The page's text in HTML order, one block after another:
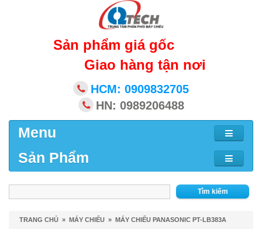
Sản phẩm giá gốc
Giao hàng tận nơi
HCM: 0909832705
HN: 0989206488
Menu
Sản Phẩm
Tìm kiếm
TRANG CHỦ » MÁY CHIẾU » MÁY CHIẾU PANASONIC PT-LB383A